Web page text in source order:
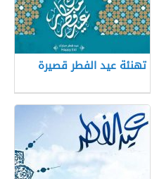
تهنئة عيد الفطر قصيرة